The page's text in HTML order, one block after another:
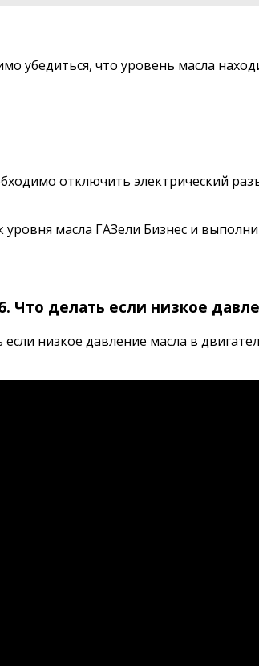
убедиться, что уровень масла
отключить электрический
масла ГАЗели Бизнес и
Что делать если низкое
низкое давление масла в